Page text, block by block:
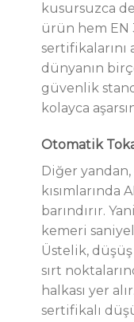
kusursuzca
ürün hem EN
sertifikalarını
dünyanın
güvenlik
kolayca
Otomatik
Diğer
kısımlarında
barındırır.
kemeri
Üstelik,
sırt
halkası yer
sertifikalı